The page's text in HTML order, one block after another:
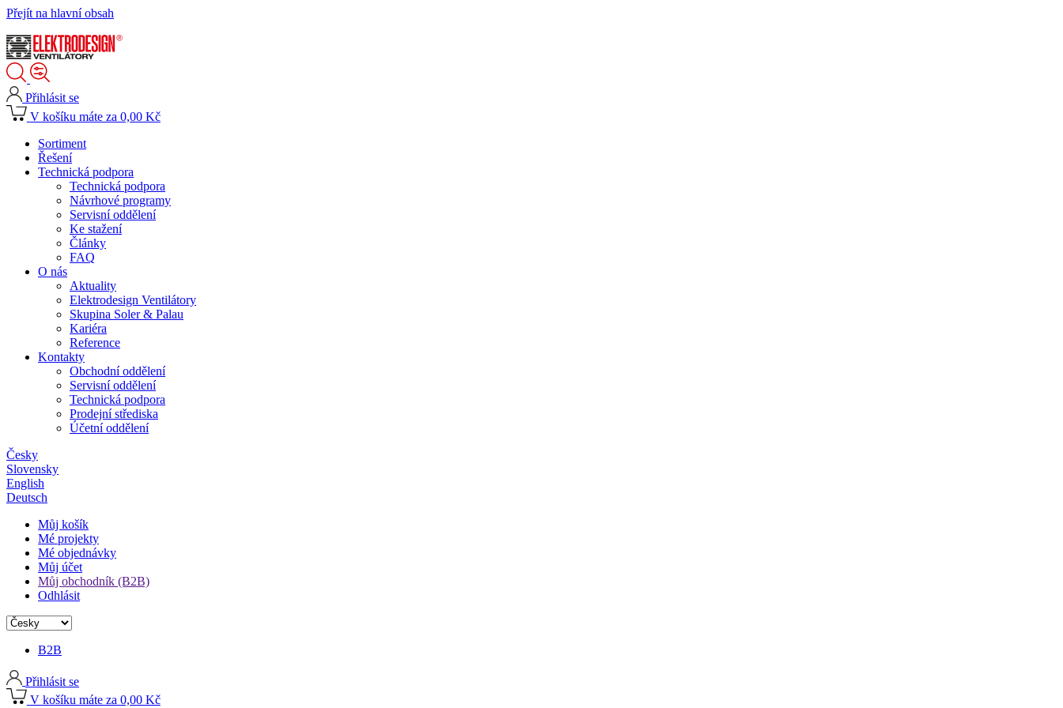
Přejít na hlavní obsah
Přihlásit se
V košíku máte za 0,00 Kč
Sortiment
Řešení
Technická podpora
Technická podpora
Návrhové programy
Servisní oddělení
Ke stažení
Články
FAQ
O nás
Aktuality
Elektrodesign Ventilátory
Skupina Soler & Palau
Kariéra
Reference
Kontakty
Obchodní oddělení
Servisní oddělení
Technická podpora
Prodejní střediska
Účetní oddělení
Česky
Slovensky
English
Deutsch
Můj košík
Mé projekty
Mé objednávky
Můj účet
Můj obchodník (B2B)
Odhlásit
B2B
Přihlásit se
V košíku máte za 0,00 Kč